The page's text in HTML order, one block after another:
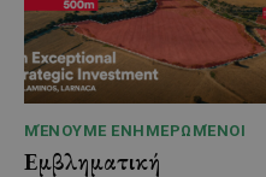
ΜΈΝΟΥΜΕ ΕΝΗΜΕΡΩΜΈΝΟΙ
Εμβληματική